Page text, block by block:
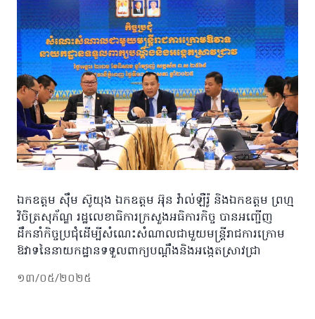
ឯកឧត្តម ស៊ឹម ស៊ូយុង ឯកឧត្តម អ៊ុន វ៉ាល់ឡឺរ៉ូ និងឯកឧត្តម ព្រហ្ម
វិចិត្រសុភ័ណ្ឌ រដ្ឋលេខាធិការក្រសួងអធិការកិច្ច បានអញ្ជើញ
ដឹកនាំកិច្ចប្រជុំដើម្បីសំណេះសំណាលជាមួយមន្ត្រីរាជការក្រោម
ឱវាទនៃនាយកដ្ឋានទទួលពាក្យបណ្តឹងនិងអង្កេតស្រាវជ្រា
១៣/០៥/២០២៥